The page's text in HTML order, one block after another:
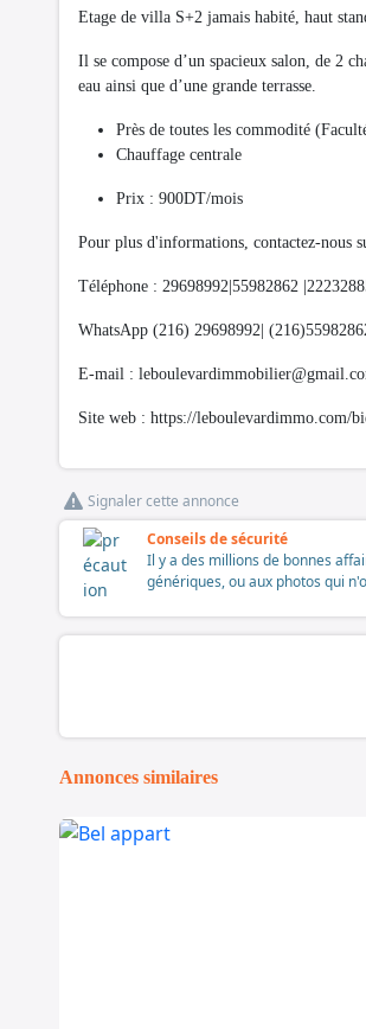
Etage de villa S+2 jamais habité, haut
Il se compose d’un spacieux salon, de 2
eau ainsi que d’une grande terrasse.
Près de toutes les commodité
Chauffage centrale
Prix : 900DT/mois
Pour plus d'informations, contactez-nous
Téléphone : 29698992|55982862
WhatsApp (216) 29698992|
E-mail :
Site web : https://leboulevardimmo.com/
Signaler cette annonce
Conseils de sécurité
Il y a des millions de bonnes
génériques, ou aux photos qui
Annonces similaires